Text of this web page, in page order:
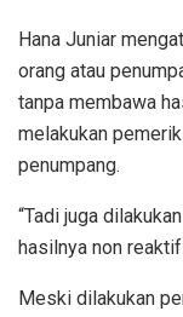
Hana Juniar
orang atau
tanpa membawa
melakukan
penumpang.
“Tadi juga
hasilnya non
Meski dilakukan